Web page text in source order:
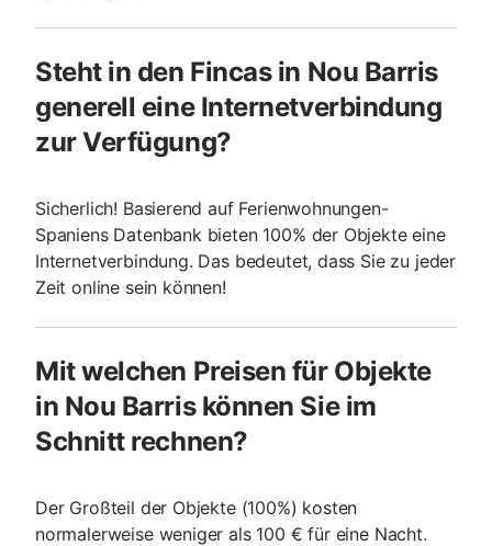
Steht in den Fincas in Nou Barris
generell eine Internetverbindung
zur Verfügung?
Sicherlich! Basierend auf Ferienwohnungen-
Spaniens Datenbank bieten 100% der Objekte eine
Internetverbindung. Das bedeutet, dass Sie zu jeder
Zeit online sein können!
Mit welchen Preisen für Objekte
in Nou Barris können Sie im
Schnitt rechnen?
Der Großteil der Objekte (100%) kosten
normalerweise weniger als 100 € für eine Nacht.